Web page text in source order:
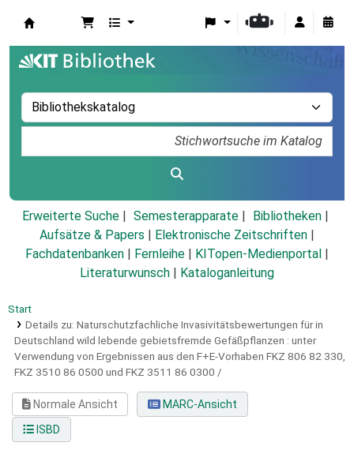
Erweiterte Suche Semesterapparate
Bibliotheken
Aufsätze & Papers
Elektronische Zeitschriften
Fachdatenbanken
Fernleihe KITopen-Medienportal
Literaturwunsch
Kataloganleitung
Start
Details zu: Naturschutzfachliche Invasivitätsbewertungen für in
Deutschland wild lebende gebietsfremde Gefäßpflanzen : unter
Verwendung von Ergebnissen aus den F+E-Vorhaben FKZ 806 82 330,
FKZ 3510 86 0500 und FKZ 3511 86 0300 /
Normale Ansicht
MARC-Ansicht
ISBD